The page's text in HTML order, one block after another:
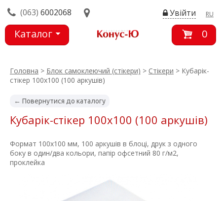
(063) 6002068 RU
Увійти
Каталог
0
Головна > Блок самоклеючий (стікери) > Стікери > Кубарік-
стікер 100х100 (100 аркушів)
← Повернутися до каталогу
Кубарік-стікер 100х100 (100 аркушів)
Формат 100х100 мм, 100 аркушів в блоці, друк з одного
боку в один/два кольори, папір офсетний 80 г/м2,
проклейка